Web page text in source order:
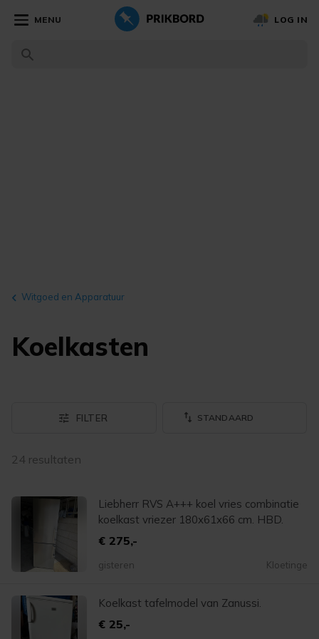
MENU LOG IN
Witgoed en Apparatuur
Koelkasten
FILTER
24 resultaten
Liebherr RVS A+++ koel vries combinatie
koelkast vriezer 180x61x66 cm. HBD.
€ 275,-
Kloetinge
gisteren
Koelkast tafelmodel van Zanussi.
€ 25,-